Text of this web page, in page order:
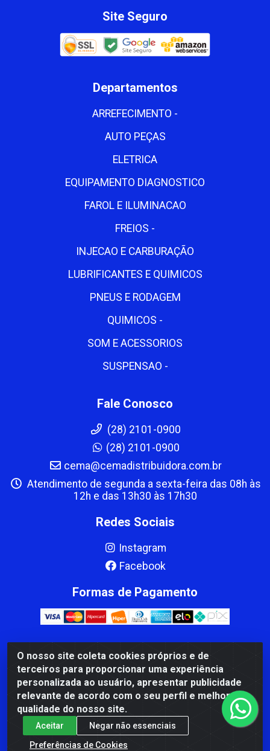
O nosso site coleta cookies próprios e de
terceiros para proporcionar uma experiência
personalizada ao usuário, apresentar publicidade
relevante de acordo com o seu perfil e melhorar a
qualidade do nosso site.
Aceitar
Negar não essenciais
Preferências de Cookies
Site Seguro
Departamentos
ARREFECIMENTO -
AUTO PEÇAS
ELETRICA
EQUIPAMENTO DIAGNOSTICO
FAROL E ILUMINACAO
FREIOS -
INJECAO E CARBURAÇÃO
LUBRIFICANTES E QUIMICOS
PNEUS E RODAGEM
QUIMICOS -
SOM E ACESSORIOS
SUSPENSAO -
Fale Conosco
(28) 2101-0900
(28) 2101-0900
cema@cemadistribuidora.com.br
Atendimento de segunda a sexta-feira das 08h às
12h e das 13h30 às 17h30
Redes Sociais
Instagram
Facebook
Formas de Pagamento
CBP MACEDO COMERCIO PEÇAS LTDA Matriz - av Mauro
Miranda Madureira, 1249 - Coramara , Cachoeiro de
Itapemirim/ES - CEP 29.311-310 - CNPJ 00.502.680/0001-41